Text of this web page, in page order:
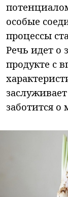
особые
процессы
Речь идет о
продукте с
заботится о